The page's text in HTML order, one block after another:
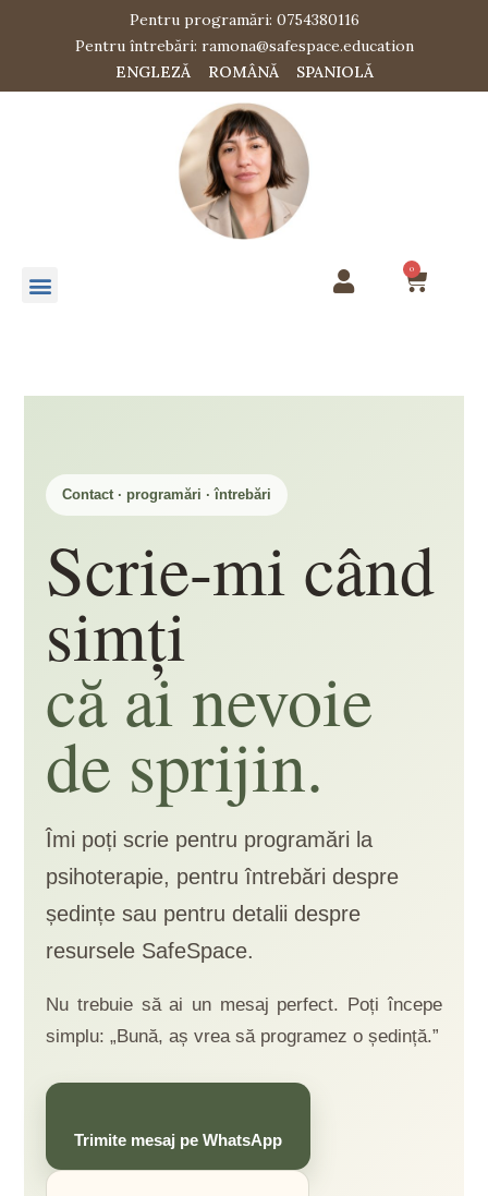
Pentru programări: 0754380116
Pentru întrebări: ramona@safespace.education
ENGLEZĂ
ROMÂNĂ SPANIOLĂ
0
Contact · programări · întrebări
Scrie-mi când
simți
că ai nevoie
de sprijin.
Îmi poți scrie pentru programări la
psihoterapie, pentru întrebări despre
ședințe sau pentru detalii despre
resursele SafeSpace.
Nu trebuie să ai un mesaj perfect. Poți începe
simplu: „Bună, aș vrea să programez o ședință.”
Trimite mesaj pe WhatsApp